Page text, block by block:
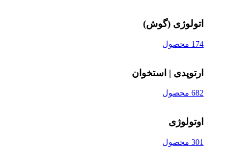
اتولوژی (گوش)
174 محصول
ارتوپدی | استخوان
682 محصول
اوتولوژی
301 محصول